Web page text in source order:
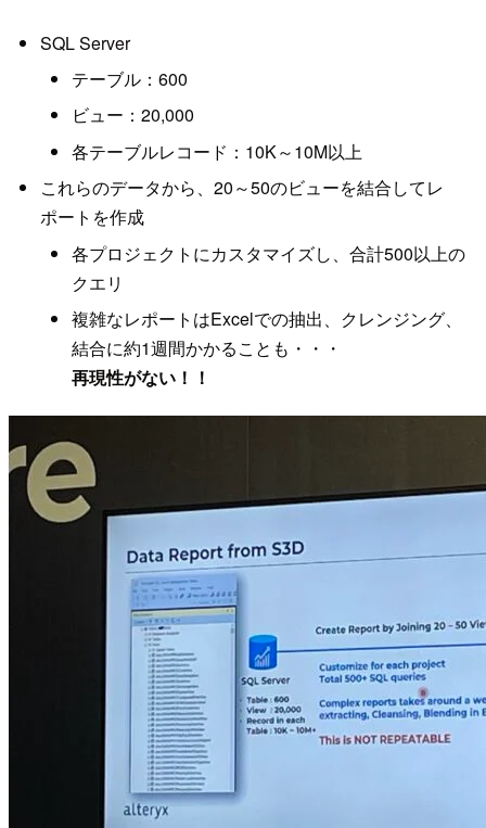
SQL Server
テーブル：600
ビュー：20,000
各テーブルレコード：10K～10M以上
これらのデータから、20～50のビューを結合してレ
ポートを作成
各プロジェクトにカスタマイズし、合計500以上の
クエリ
複雑なレポートはExcelでの抽出、クレンジング、
結合に約1週間かかることも・・・
再現性がない！！